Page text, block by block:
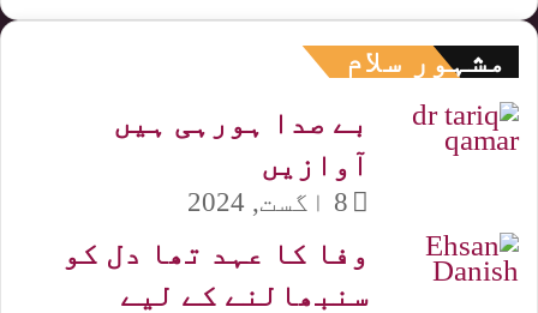
مشہور سلام
بے صدا ہورہی ہیں
آوازیں
8 اگست, 2024
وفا کا عہد تھا دل کو
سنبھالنے کے لیے